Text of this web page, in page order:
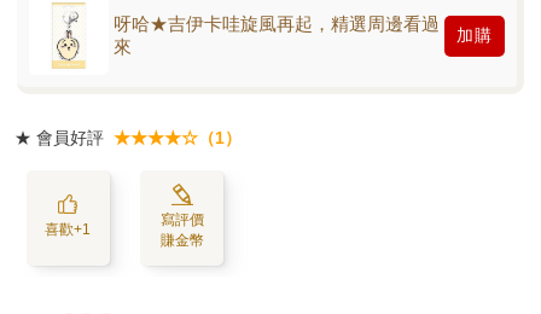
呀哈★吉伊卡哇旋風再起，精選周邊看過
來
加購
★ 會員好評 ★★★★☆（1）
喜歡+1
寫評價
賺金幣